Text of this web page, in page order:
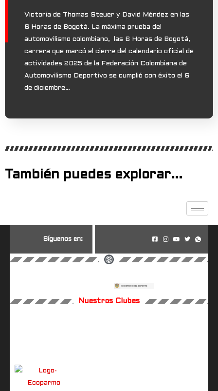
Victoria de Thomas Steuer y David Méndez en las
6 Horas de Bogotá. La máxima prueba del
automovilismo colombiano, las 6 Horas de Bogotá,
carrera que marcó el cierre del calendario oficial de
actividades 2025 de la Federación Colombiana de
Automovilismo Deportivo se cumplió con éxito el 6
de diciembre…
También puedes explorar...
Síguenos en:
Nuestros Clubes